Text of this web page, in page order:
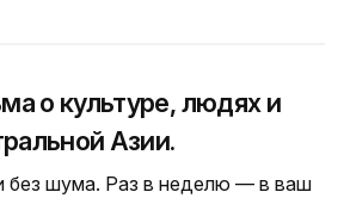
о культуре, людях и
Азии.
без шума. Раз в неделю — в ваш